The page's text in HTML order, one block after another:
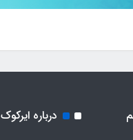
درباره ایرکوک